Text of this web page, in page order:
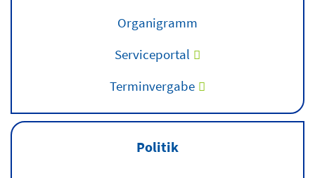
Organigramm
Serviceportal
Terminvergabe
Politik